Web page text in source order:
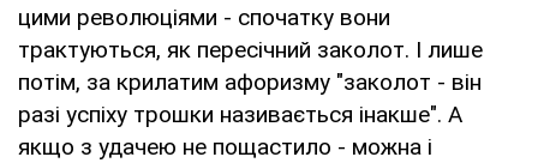
цими революціями - спочатку вони
трактуються, як пересічний заколот. І лише
потім, за крилатим афоризму "заколот - він
разі успіху трошки називається інакше". А
якщо з удачею не пощастило - можна і